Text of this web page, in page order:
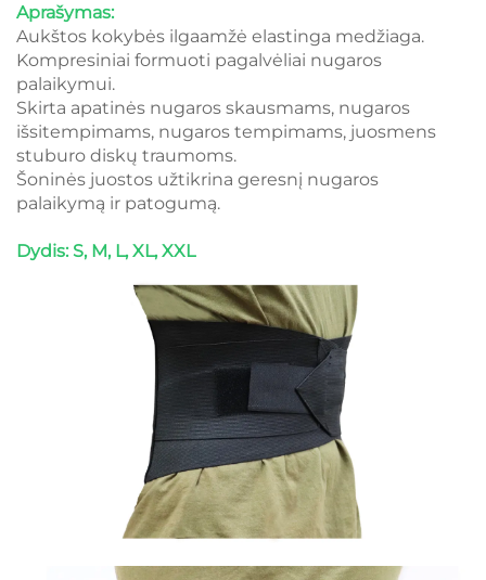
Aprašymas:
Aukštos kokybės ilgaamžė elastinga medžiaga.
Kompresiniai formuoti pagalvėliai nugaros
palaikymui.
Skirta apatinės nugaros skausmams, nugaros
išsitempimams, nugaros tempimams, juosmens
stuburo diskų traumoms.
Šoninės juostos užtikrina geresnį nugaros
palaikymą ir patogumą.
Dydis: S, M, L, XL, XXL